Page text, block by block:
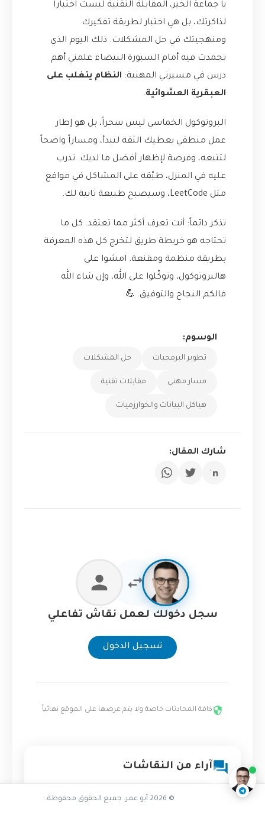
يا جماعة الخير، المقابلة التقنية ليست اختباراً
لذاكرتك، بل هي اختبار لطريقة تفكيرك
ومنهجيتك في حل المشكلات. ذلك اليوم الذي
تجمدت فيه أمام السبورة البيضاء علمني أهم
درس في مسيرتي المهنية: النظام يتغلب على
العبقرية العشوائية.
البروتوكول الخماسي ليس سحراً، بل هو إطار
عمل منطقي يعطيك الثقة لتبدأ، ومساراً واضحاً
لتتبعه، وفرصة لإظهار أفضل ما لديك. تدرب
عليه في المنزل، طبّقه على المشاكل في مواقع
مثل LeetCode، وسيصبح طبيعة ثانية لك.
تذكر دائماً: أنت تعرف أكثر مما تعتقد. كل ما
تحتاجه هو خريطة طريق لتخرج كل هذه المعرفة
بطريقة منظمة ومقنعة. امشوا على
هالبروتوكول، وتوكّلوا على الله، وإن شاء الله
فالكم النجاح والتوفيق. 💪
الوسوم:
تطوير البرمجيات حل المشكلات
مسار مهني مقابلات تقنية
هياكل البيانات والخوارزميات
شارك المقال:
سجل دخولك لعمل نقاش تفاعلي
تسجيل الدخول
كافة المحادثات خاصة ولا يتم عرضها على الموقع نهائياً
آراء من النقاشات
© 2026 أبو عمر. جميع الحقوق محفوظة.